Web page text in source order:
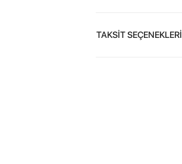
TAKSİT SEÇENEKLERİ